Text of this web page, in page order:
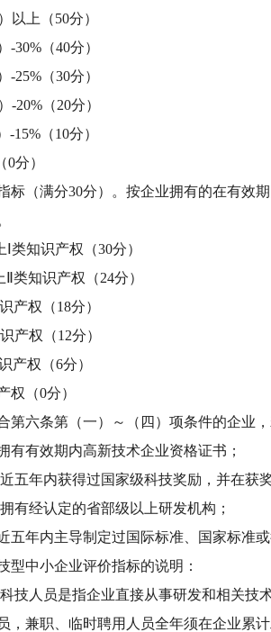
以上（50分）
30%（40分）
25%（30分）
20%（20分）
15%（10分）
分）
标（满分30分）。按企业拥有的在有效
类知识产权（30分）
类知识产权（24分）
产权（18分）
产权（12分）
产权（6分）
（0分）
六条第（一）～（四）项条件的企业，
有效期内高新技术企业资格证书；
五年内获得过国家级科技奖励，并在获
有经认定的省部级以上研发机构；
年内主导制定过国际标准、国家标准或
中小企业评价指标的说明：
技人员是指企业直接从事研发和相关技
，兼职、临时聘用人员全年须在企业累计